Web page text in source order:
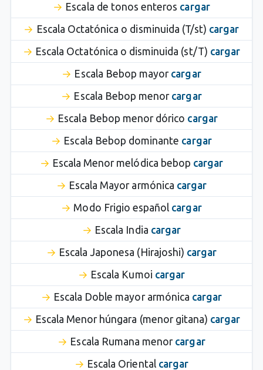
Escala de tonos enteros cargar
Escala Octatónica o disminuida (T/st) cargar
Escala Octatónica o disminuida (st/T) cargar
Escala Bebop mayor cargar
Escala Bebop menor cargar
Escala Bebop menor dórico cargar
Escala Bebop dominante cargar
Escala Menor melódica bebop cargar
Escala Mayor armónica cargar
Modo Frigio español cargar
Escala India cargar
Escala Japonesa (Hirajoshi) cargar
Escala Kumoi cargar
Escala Doble mayor armónica cargar
Escala Menor húngara (menor gitana) cargar
Escala Rumana menor cargar
Escala Oriental cargar